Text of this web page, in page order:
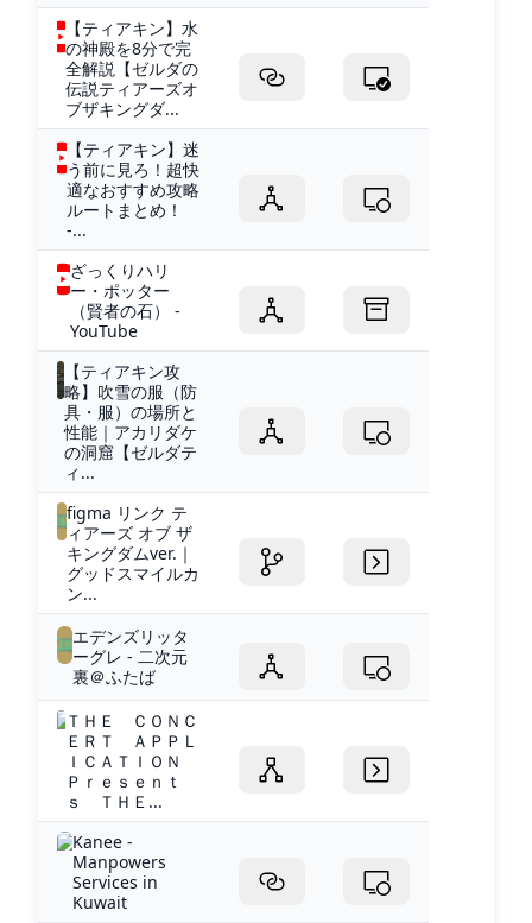
【ティアキン】水
の神殿を8分で完
全解説【ゼルダの
伝説ティアーズオ
ブザキングダ...
【ティアキン】迷
う前に見ろ！超快
適なおすすめ攻略
ルートまとめ！
-...
ざっくりハリ
ー・ポッター
（賢者の石） -
YouTube
【ティアキン攻
略】吹雪の服（防
具・服）の場所と
性能｜アカリダケ
の洞窟【ゼルダテ
ィ...
figma リンク テ
ィアーズ オブ ザ
キングダムver.｜
グッドスマイルカ
ン...
エデンズリッタ
ーグレ - 二次元
裏＠ふたば
ＴＨＥ ＣＯＮＣ
ＥＲＴ ＡＰＰＬ
ＩＣＡＴＩＯＮ
Ｐｒｅｓｅｎｔ
ｓ ＴＨＥ...
Kanee -
Manpowers
Services in
Kuwait